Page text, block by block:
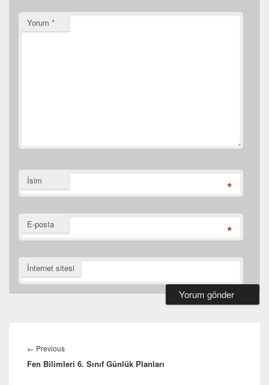
Yorum *
İsim *
E-posta *
İnternet sitesi
gezinmesi
← PreviousPrevious
post:
Fen Bilimleri 6. Sınıf Günlük Planları